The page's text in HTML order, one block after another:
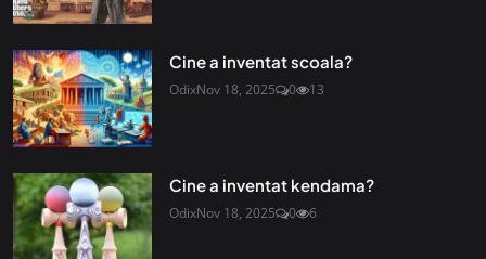
Cine a inventat scoala?
OdixNov 18, 2025 0 13
Cine a inventat kendama?
OdixNov 18, 2025 0 6